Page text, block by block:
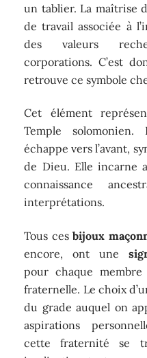
un tablier. La maîtrise
de travail associée à
des valeurs
corporations. C’est
retrouve ce symbole
Cet élément
Temple
échappe vers l’avant,
de Dieu. Elle incarne
connaissance
interprétations.
Tous cesbijoux
encore, ont une
pour chaque
fraternelle. Le choix
du grade auquel on
aspirations
cette fraternité se